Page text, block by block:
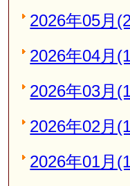
2026年05月
2026年04月
2026年03月
2026年02月
2026年01月